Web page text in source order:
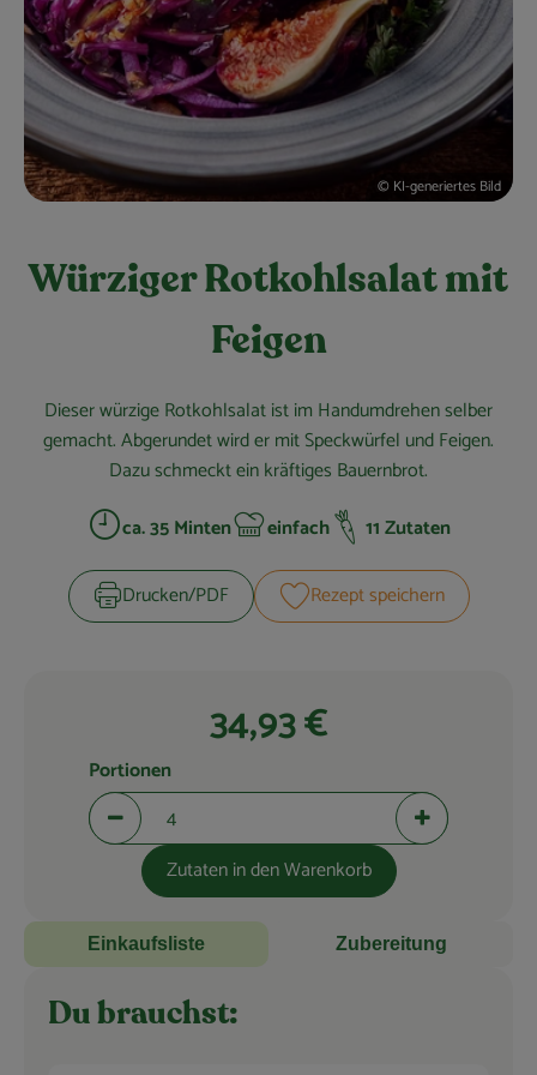
Obst & Gemüse
Kühltheke
Bäckerei
Vorratskammer
Kosmetik
So geht’s
Blog
© KI-generiertes Bild
Würziger Rotkohlsalat mit
Feigen
Dieser würzige Rotkohlsalat ist im Handumdrehen selber
gemacht. Abgerundet wird er mit Speckwürfel und Feigen.
Dazu schmeckt ein kräftiges Bauernbrot.
Zubreitungszeit:
ca. 35 MintenSchwierigkeit:
einfach 11 Zutaten
Drucken​/​PDF Rezept speichern
34,93 €
Portionen verringern (aktuell 4 Portionen ausgewählt)
Portionen
Portionen
Zutaten in den Warenkorb
Einkaufsliste Zubereitung
Du brauchst: